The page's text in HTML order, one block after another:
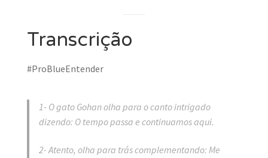
Transcrição
#ProBlueEntender
1- O gato Gohan olha para o canto intrigado
dizendo: O tempo passa e continuamos aqui.
2- Atento, olha para trás complementando: Me